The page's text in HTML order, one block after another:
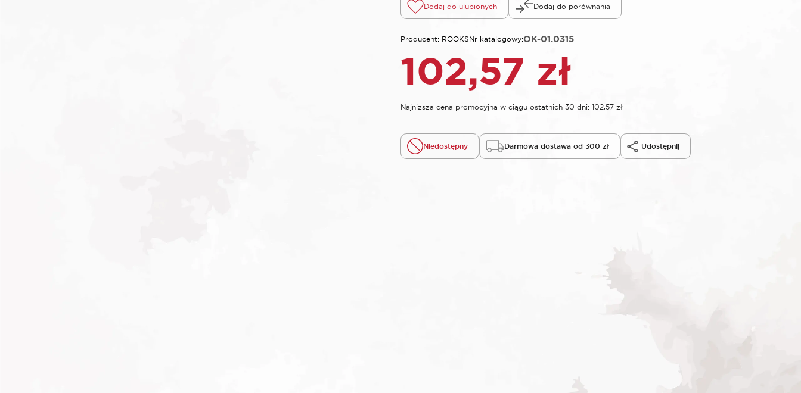
Dodaj do ulubionych Dodaj do porównania
Producent: ROOKSNr katalogowy:OK-01.0315
102,57 zł
Najniższa cena promocyjna w ciągu ostatnich 30 dni: 102,57 zł
Niedostępny Darmowa dostawa od 300 zł Udostępnij